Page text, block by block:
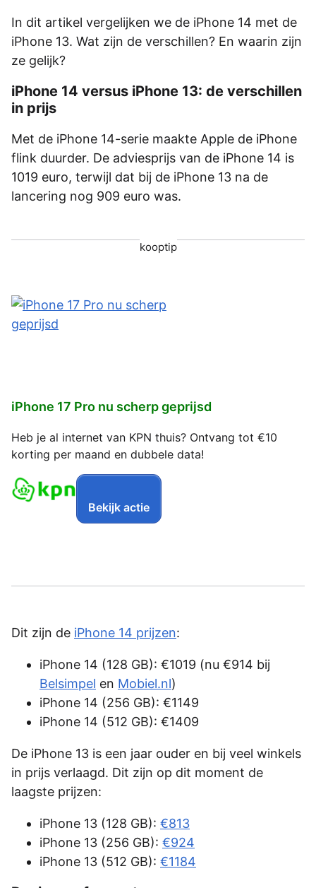
In dit artikel vergelijken we de iPhone 14 met de
iPhone 13. Wat zijn de verschillen? En waarin zijn
ze gelijk?
iPhone 14 versus iPhone 13: de verschillen
in prijs
Met de iPhone 14-serie maakte Apple de iPhone
flink duurder. De adviesprijs van de iPhone 14 is
1019 euro, terwijl dat bij de iPhone 13 na de
lancering nog 909 euro was.
kooptip
iPhone 17 Pro nu scherp geprijsd
Heb je al internet van KPN thuis? Ontvang tot €10
korting per maand en dubbele data!
Bekijk actie
Dit zijn de iPhone 14 prijzen:
iPhone 14 (128 GB): €1019 (nu €914 bij
Belsimpel en Mobiel.nl)
iPhone 14 (256 GB): €1149
iPhone 14 (512 GB): €1409
De iPhone 13 is een jaar ouder en bij veel winkels
in prijs verlaagd. Dit zijn op dit moment de
laagste prijzen:
iPhone 13 (128 GB): €813
iPhone 13 (256 GB): €924
iPhone 13 (512 GB): €1184